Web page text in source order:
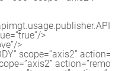
>
>
scope=”axis2”